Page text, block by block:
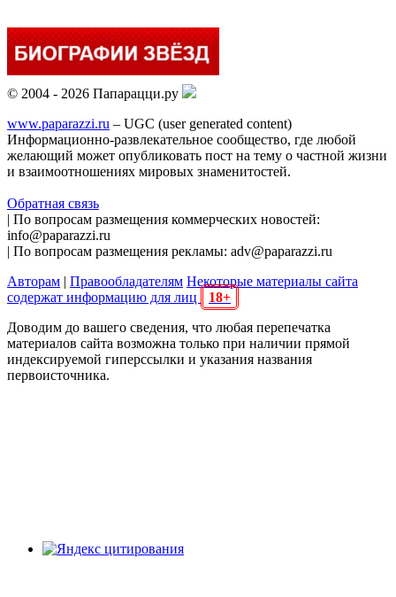
© 2004 - 2026 Папарацци.ру
www.paparazzi.ru – UGC (user generated content)
Информационно-развлекательное сообщество, где любой
желающий может опубликовать пост на тему о частной жизни
и взаимоотношениях мировых знаменитостей.
Обратная связь
| По вопросам размещения коммерческих новостей:
info@paparazzi.ru
| По вопросам размещения рекламы: adv@paparazzi.ru
Авторам | Правообладателям Некоторые материалы сайта
содержат информацию для лиц
18+
Доводим до вашего сведения, что любая перепечатка
материалов сайта возможна только при наличии прямой
индексируемой гиперссылки и указания названия
первоисточника.